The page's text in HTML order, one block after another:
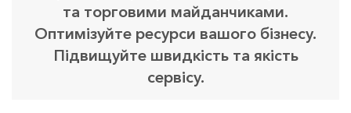
та торговими майданчиками.
Оптимізуйте ресурси вашого бізнесу.
Підвищуйте швидкість та якість
сервісу.